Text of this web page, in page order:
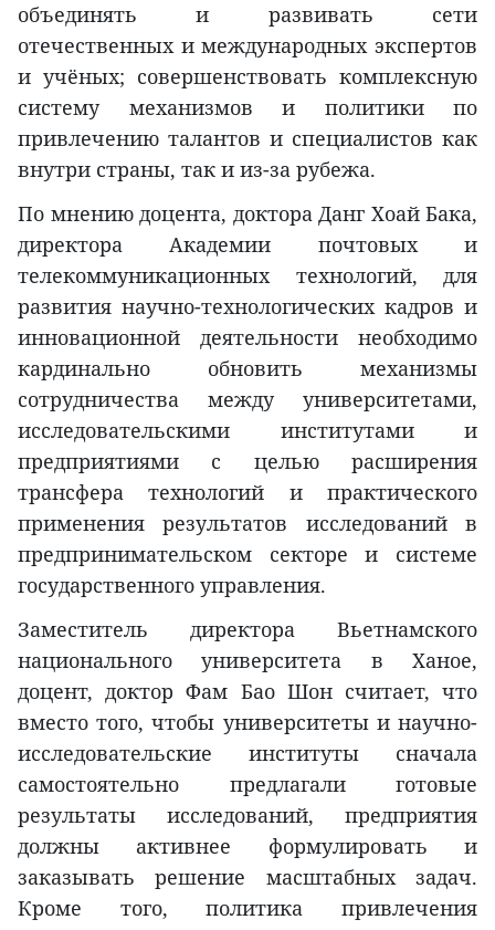
объединять и развивать сети
отечественных и международных экспертов
и учёных; совершенствовать комплексную
систему механизмов и политики по
привлечению талантов и специалистов как
внутри страны, так и из-за рубежа.
По мнению доцента, доктора Данг Хоай Бака,
директора Академии почтовых и
телекоммуникационных технологий, для
развития научно-технологических кадров и
инновационной деятельности необходимо
кардинально обновить механизмы
сотрудничества между университетами,
исследовательскими институтами и
предприятиями с целью расширения
трансфера технологий и практического
применения результатов исследований в
предпринимательском секторе и системе
государственного управления.
Заместитель директора Вьетнамского
национального университета в Ханое,
доцент, доктор Фам Бао Шон считает, что
вместо того, чтобы университеты и научно-
исследовательские институты сначала
самостоятельно предлагали готовые
результаты исследований, предприятия
должны активнее формулировать и
заказывать решение масштабных задач.
Кроме того, политика привлечения